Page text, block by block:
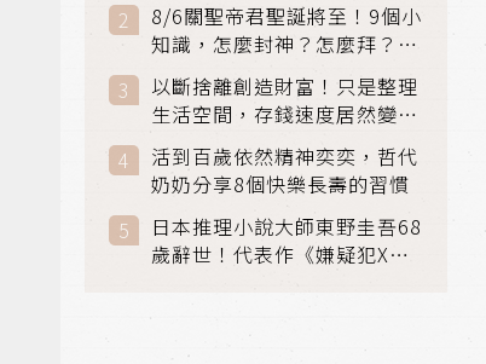
8/6關聖帝君聖誕將至！9個小
知識，怎麼封神？怎麼拜？該
拜哪個關帝？
以斷捨離創造財富！只是整理
生活空間，存錢速度居然變快
了
活到百歲依然精神奕奕，哲代
奶奶分享8個快樂長壽的習慣
日本推理小說大師東野圭吾68
歲辭世！代表作《嫌疑犯X的